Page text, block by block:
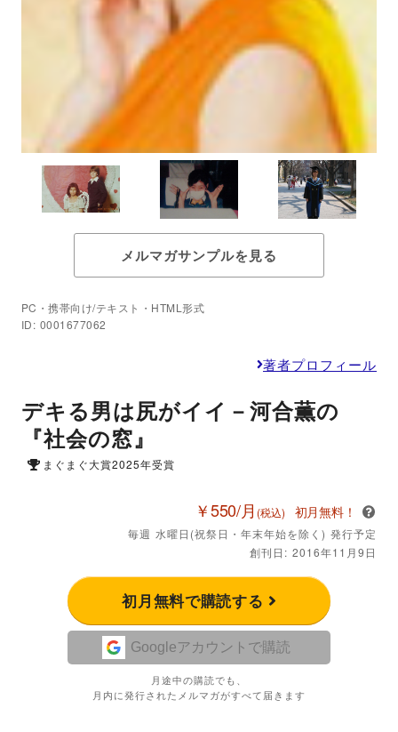
メルマガサンプルを見る
PC・携帯向け/テキスト・HTML形式
ID: 0001677062
著者プロフィール
デキる男は尻がイイ－河合薫の
『社会の窓』
まぐまぐ大賞2025年受賞
￥550/月 (税込) 初月無料！
毎週 水曜日(祝祭日・年末年始を除く) 発行予定
創刊日: 2016年11月9日
初月無料で購読する
Googleアカウントで購読
月途中の購読でも、
月内に発行されたメルマガがすべて届きます